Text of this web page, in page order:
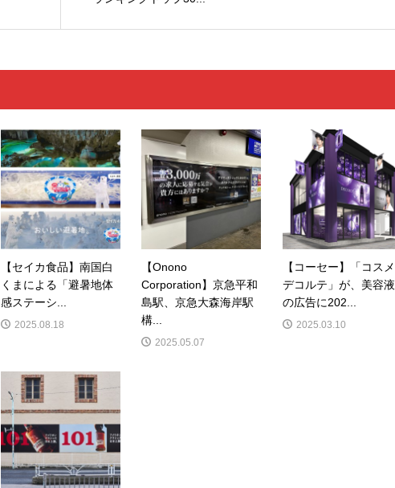
【セイカ食品】南国白
くまによる「避暑地体
感ステーシ...
2025.08.18
【Onono
Corporation】京急平和
島駅、京急大森海岸駅
構...
2025.05.07
【コーセー】「コスメ
デコルテ」が、美容液
の広告に202...
2025.03.10